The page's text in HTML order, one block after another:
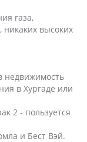
газа,
никаких высоких
недвижимость
в Хургаде или
2 - пользуется
и Бест Вэй.